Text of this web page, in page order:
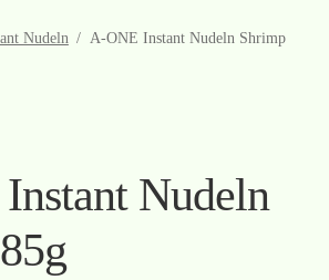
Nudeln / A-ONE Instant Nudeln Shrimp
Nudeln